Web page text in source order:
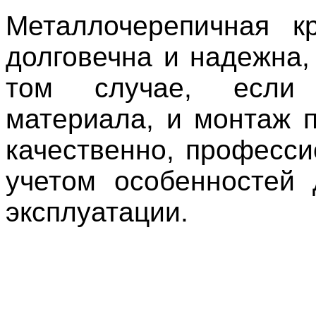
Металлочерепичная
долговечна и
том случае,
материала, и монтаж
качественно,
учетом особенностей
эксплуатации.